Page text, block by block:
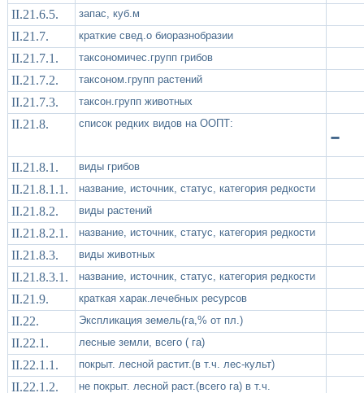
II.21.6.5. запас, куб.м
II.21.7. краткие свед.о биоразнобразии
II.21.7.1. таксономичес.групп грибов
II.21.7.2. таксоном.групп растений
II.21.7.3. таксон.групп животных
II.21.8. список редких видов на ООПТ: -
II.21.8.1. виды грибов
II.21.8.1.1. название, источник, статус, категория редкости
II.21.8.2. виды растений
II.21.8.2.1. название, источник, статус, категория редкости
II.21.8.3. виды животных
II.21.8.3.1. название, источник, статус, категория редкости
II.21.9. краткая харак.лечебных ресурсов
II.22. Экспликация земель(га,% от пл.)
II.22.1. лесные земли, всего ( га)
II.22.1.1. покрыт. лесной растит.(в т.ч. лес-культ)
II.22.1.2. не покрыт. лесной раст.(всего га) в т.ч.